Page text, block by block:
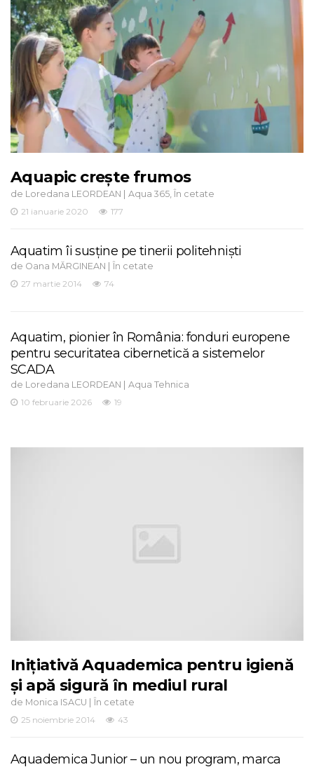
Aquapic crește frumos
de Loredana LEORDEAN | Aqua 365, În cetate
21 ianuarie 2020
177
Aquatim îi susține pe tinerii politehniști
de Oana MĂRGINEAN | În cetate
27 martie 2014
74
Aquatim, pionier în România: fonduri europene
pentru securitatea cibernetică a sistemelor
SCADA
de Loredana LEORDEAN | Aqua Tehnica
10 februarie 2026
19
Inițiativă Aquademica pentru igienă
și apă sigură în mediul rural
de Monica ISACU | În cetate
25 noiembrie 2014
43
Aquademica Junior – un nou program, marca